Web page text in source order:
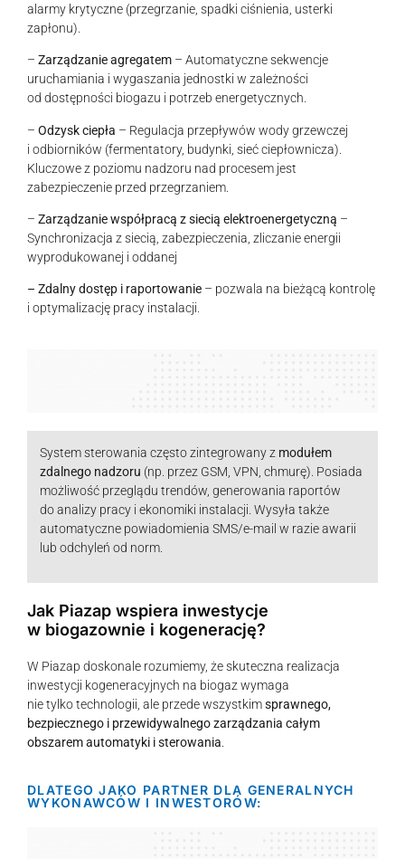
alarmy krytyczne (przegrzanie, spadki ciśnienia, usterki
zapłonu).
– Zarządzanie agregatem – Automatyczne sekwencje
uruchamiania i wygaszania jednostki w zależności
od dostępności biogazu i potrzeb energetycznych.
– Odzysk ciepła – Regulacja przepływów wody grzewczej
i odbiorników (fermentatory, budynki, sieć ciepłownicza).
Kluczowe z poziomu nadzoru nad procesem jest
zabezpieczenie przed przegrzaniem.
– Zarządzanie współpracą z siecią elektroenergetyczną –
Synchronizacja z siecią, zabezpieczenia, zliczanie energii
wyprodukowanej i oddanej
– Zdalny dostęp i raportowanie – pozwala na bieżącą kontrolę
i optymalizację pracy instalacji.
System sterowania często zintegrowany z modułem
zdalnego nadzoru (np. przez GSM, VPN, chmurę). Posiada
możliwość przeglądu trendów, generowania raportów
do analizy pracy i ekonomiki instalacji. Wysyła także
automatyczne powiadomienia SMS/e-mail w razie awarii
lub odchyleń od norm.
Jak Piazap wspiera inwestycje
w biogazownie i kogenerację?
W Piazap doskonale rozumiemy, że skuteczna realizacja
inwestycji kogeneracyjnych na biogaz wymaga
nie tylko technologii, ale przede wszystkimsprawnego,
bezpiecznego i przewidywalnego zarządzania całym
obszarem automatyki i sterowania
DLATEGO JAKO PARTNER DLA GENERALNYCH
WYKONAWCÓW I INWESTORÓW: